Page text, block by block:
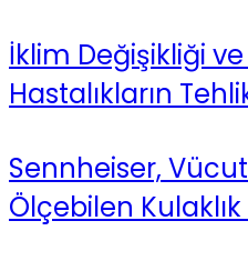
İklim Değişikliği ve
Hastalıkların
Sennheiser, Vücut
Ölçebilen Kulaklık